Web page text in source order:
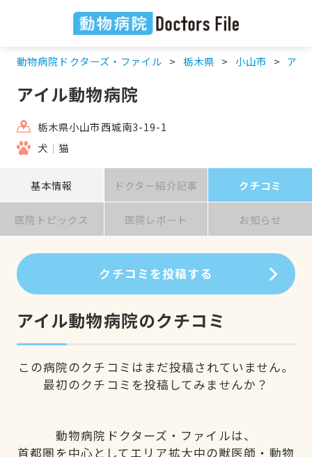
動物病院ドクターズ・ファイル 栃木県 小山市 アイ
アイル動物病院
栃木県小山市西城南3-19-1
犬
猫
基本情報 ドクター紹介記事 クチコミ
医院トピックス 医院レポート お知らせ
クチコミを投稿する
アイル動物病院のクチコミ
この病院のクチコミはまだ投稿されていません。
最初のクチコミを投稿してみませんか？
動物病院ドクターズ・ファイルは、
首都圏を中心としてエリア拡大中の獣医師・動物